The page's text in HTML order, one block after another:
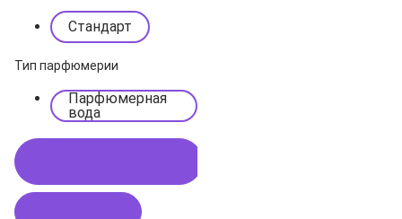
Стандарт
Тип парфюмерии
Парфюмерная
вода